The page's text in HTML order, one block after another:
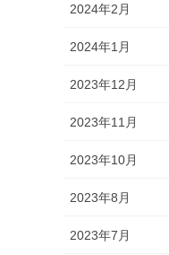
2024年2月
2024年1月
2023年12月
2023年11月
2023年10月
2023年8月
2023年7月